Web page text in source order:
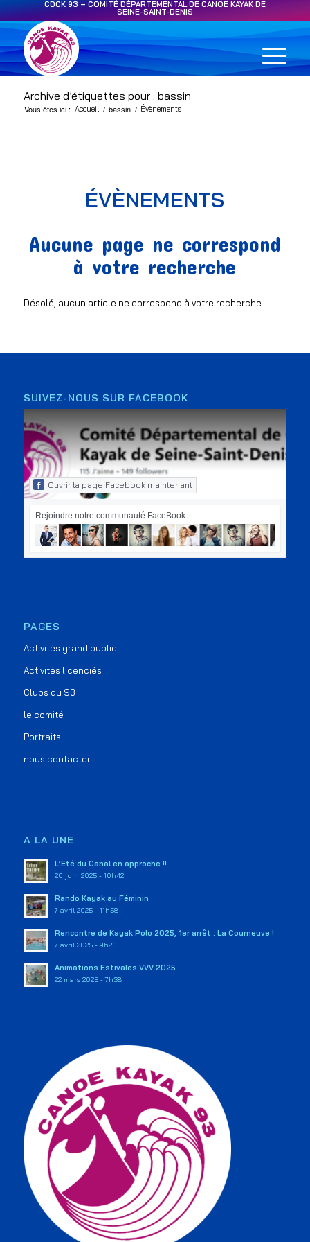
CDCK 93 – COMITÉ DÉPARTEMENTAL DE CANOË KAYAK DE
SEINE-SAINT-DENIS
Archive d’étiquettes pour : bassin
Vous êtes ici : Accueil / bassin / Évènements
ÉVÈNEMENTS
Aucune page ne correspond
à votre recherche
Désolé, aucun article ne correspond à votre recherche
SUIVEZ-NOUS SUR FACEBOOK
Ouvrir la page Facebook maintenant
Rejoindre notre communauté FaceBook
PAGES
Activités grand public
Activités licenciés
Clubs du 93
le comité
Portraits
nous contacter
A LA UNE
L’Eté du Canal en approche !!
20 juin 2025 - 10h42
Rando Kayak au Féminin
7 avril 2025 - 11h58
Rencontre de Kayak Polo 2025, 1er arrêt : La Courneuve !
7 avril 2025 - 9h20
Animations Estivales VVV 2025
22 mars 2025 - 7h38